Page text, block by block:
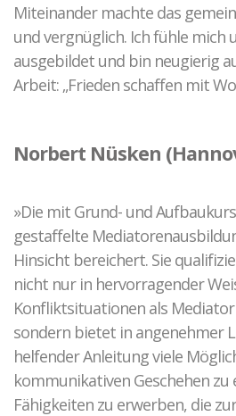
Miteinander machte das
und vergnüglich. Ich fühle mich
ausgebildet und bin neugierig
Arbeit: „Frieden schaffen mit
Norbert Nüsken
»Die mit Grund- und
gestaffelte
Hinsicht bereichert. Sie
nicht nur in hervorragender
Konfliktsituationen als
sondern bietet in angenehmer
helfender Anleitung viele
kommunikativen Geschehen
Fähigkeiten zu erwerben, die zur